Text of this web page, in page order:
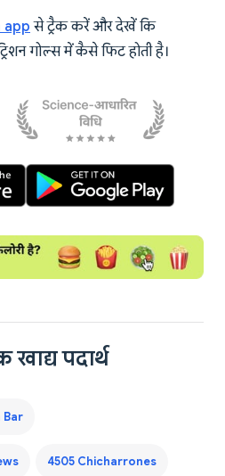
appसे ट्रैक करें और देखें कि
गोल्स में कैसे फिट होती है।
खाद्य पदार्थ
Bar
4505 Chicharrones